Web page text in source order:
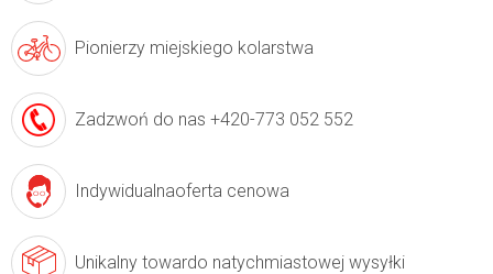
Pionierzy miejskiego kolarstwa
Zadzwoń do nas +420-773 052 552
Indywidualnaoferta cenowa
Unikalny towardo natychmiastowej wysyłki